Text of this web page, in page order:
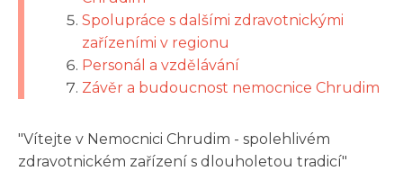
Spolupráce s dalšími zdravotnickými
zařízeními v regionu
Personál a vzdělávání
Závěr a budoucnost nemocnice Chrudim
"Vítejte v Nemocnici Chrudim - spolehlivém
zdravotnickém zařízení s dlouholetou tradicí"